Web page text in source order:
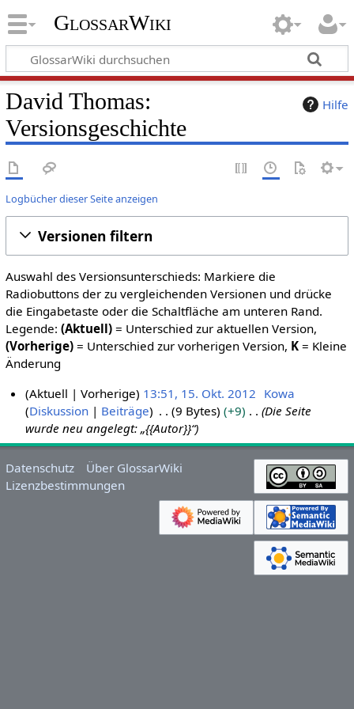
GlossarWiki
Hilfe
David Thomas:
Versionsgeschichte
Logbücher dieser Seite anzeigen
Versionen filtern
Auswahl des Versionsunterschieds: Markiere die
Radiobuttons der zu vergleichenden Versionen und drücke
die Eingabetaste oder die Schaltfläche am unteren Rand.
Legende: (Aktuell)= Unterschied zur aktuellen Version,
(Vorherige)= Unterschied zur vorherigen Version, K= Kleine
Änderung
.
O
k
Aktuell Vorherige 13:51, 15. Okt. 2012 Kowa
Diskussion
Beiträge 9 Bytes +9
Die Seite
wurde neu angelegt: „{{Autor}}“
Datenschutz
Über GlossarWiki
Lizenzbestimmungen